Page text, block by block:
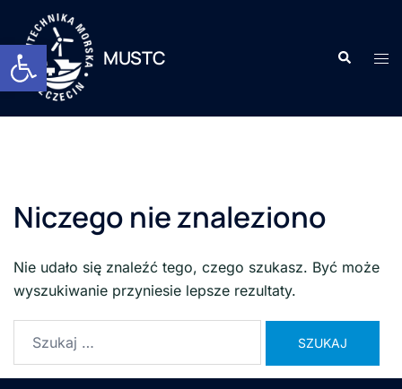
Otwórz pasek narzędzi
MUSTC
Niczego nie znaleziono
Nie udało się znaleźć tego, czego szukasz. Być może
wyszukiwanie przyniesie lepsze rezultaty.